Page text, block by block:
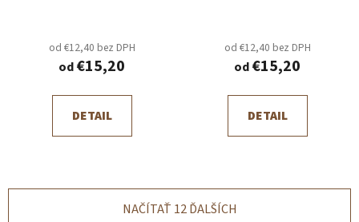
od €12,40 bez DPH
od€15,20
DETAIL
od €12,40 bez DPH
od€15,20
DETAIL
NAČÍTAŤ 12 ĎALŠÍCH